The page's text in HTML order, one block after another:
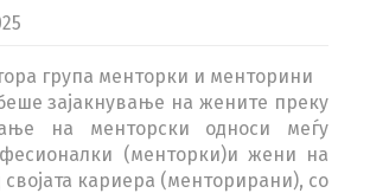
група менторки и менторини
зајакнување на жените преку
на менторски односи меѓу
(менторки)и жени на
својата кариера (менторирани), со